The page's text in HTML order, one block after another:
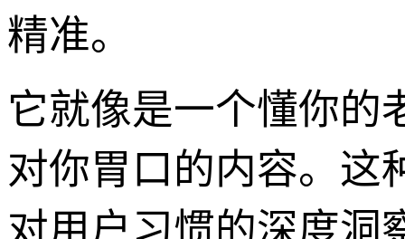
精准。
它就像是一个懂你的
对你胃口的内容。这
对用户习惯的深度洞